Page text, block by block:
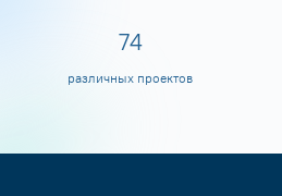
80
различных проектов